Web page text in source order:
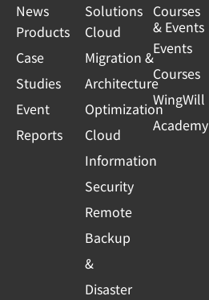
News
Products
Case
Studies
Event
Reports
Solutions
Cloud
Migration &
Architecture
Optimization
Cloud
Information
Security
Remote
Backup
&
Disaster
Courses
& Events
Events
Courses
WingWill
Academy